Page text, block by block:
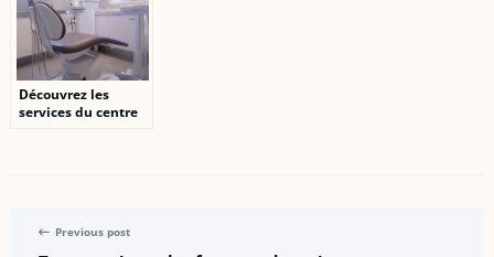
Découvrez les
services du centre
Previous post